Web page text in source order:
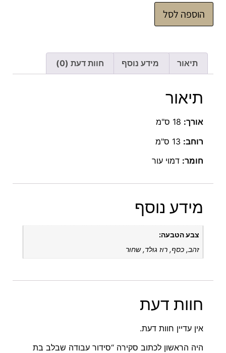
הוספה לסל
תיאור מידע נוסף חוות דעת (0)
תיאור
אורך:
רוחב:
חומר: דמוי עור
מידע נוסף
צבע הטבעה:
זהב, כסף, רוז גולד, שחור
חוות דעת
אין עדיין חוות דעת.
היה הראשון לכתוב סקירה “סידור עבודה שבלב בת